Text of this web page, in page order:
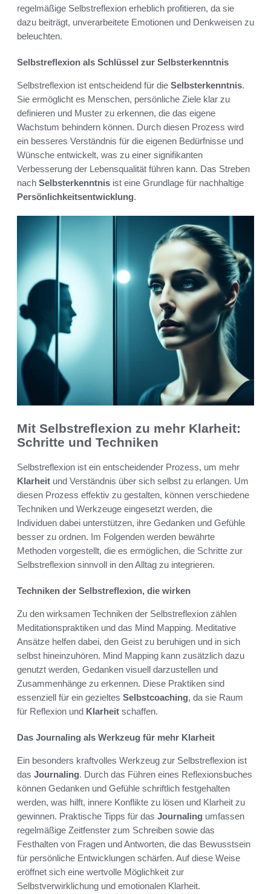
regelmäßige Selbstreflexion erheblich profitieren, da sie
dazu beiträgt, unverarbeitete Emotionen und Denkweisen zu
beleuchten.
Selbstreflexion als Schlüssel zur Selbsterkenntnis
Selbstreflexion ist entscheidend für die Selbsterkenntnis.
Sie ermöglicht es Menschen, persönliche Ziele klar zu
definieren und Muster zu erkennen, die das eigene
Wachstum behindern können. Durch diesen Prozess wird
ein besseres Verständnis für die eigenen Bedürfnisse und
Wünsche entwickelt, was zu einer signifikanten
Verbesserung der Lebensqualität führen kann. Das Streben
nach Selbsterkenntnis ist eine Grundlage für nachhaltige
Persönlichkeitsentwicklung.
Mit Selbstreflexion zu mehr Klarheit:
Schritte und Techniken
Selbstreflexion ist ein entscheidender Prozess, um mehr
Klarheit und Verständnis über sich selbst zu erlangen. Um
diesen Prozess effektiv zu gestalten, können verschiedene
Techniken und Werkzeuge eingesetzt werden, die
Individuen dabei unterstützen, ihre Gedanken und Gefühle
besser zu ordnen. Im Folgenden werden bewährte
Methoden vorgestellt, die es ermöglichen, die Schritte zur
Selbstreflexion sinnvoll in den Alltag zu integrieren.
Techniken der Selbstreflexion, die wirken
Zu den wirksamen Techniken der Selbstreflexion zählen
Meditationspraktiken und das Mind Mapping. Meditative
Ansätze helfen dabei, den Geist zu beruhigen und in sich
selbst hineinzuhören. Mind Mapping kann zusätzlich dazu
genutzt werden, Gedanken visuell darzustellen und
Zusammenhänge zu erkennen. Diese Praktiken sind
essenziell für ein gezieltes Selbstcoaching, da sie Raum
für Reflexion und Klarheit schaffen.
Das Journaling als Werkzeug für mehr Klarheit
Ein besonders kraftvolles Werkzeug zur Selbstreflexion ist
das Journaling. Durch das Führen eines Reflexionsbuches
können Gedanken und Gefühle schriftlich festgehalten
werden, was hilft, innere Konflikte zu lösen und Klarheit zu
gewinnen. Praktische Tipps für das Journaling umfassen
regelmäßige Zeitfenster zum Schreiben sowie das
Festhalten von Fragen und Antworten, die das Bewusstsein
für persönliche Entwicklungen schärfen. Auf diese Weise
eröffnet sich eine wertvolle Möglichkeit zur
Selbstverwirklichung und emotionalen Klarheit.